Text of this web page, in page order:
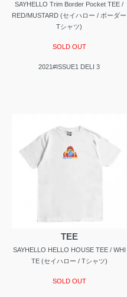
SAYHELLO Trim Border Pocket TEE /
RED/MUSTARD (セイハロー / ボーダー
Tシャツ)
SOLD OUT
2021#ISSUE1 DELI 3
TEE
SAYHELLO HELLO HOUSE TEE / WHI
TE (セイハロー / Tシャツ)
SOLD OUT